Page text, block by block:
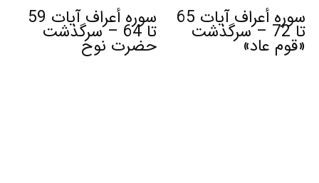
سوره أعراف آیات 65
تا 72 – سرگذشت
«قوم عاد»
سوره أعراف آیات 59
تا 64 – سرگذشت
حضرت نوح